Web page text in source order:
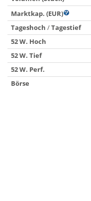
Marktkap. (EUR)
Tageshoch /Tagestief
52 W. Hoch
52 W. Tief
52 W. Perf.
Börse